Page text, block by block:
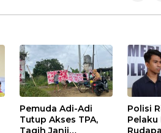
Pemuda Adi-Adi
Tutup Akses TPA,
Tagih Janji
Polisi
Pelaku